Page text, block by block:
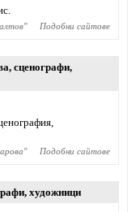
" Подобни сайтове
, сценографи,
" Подобни сайтове
, художници